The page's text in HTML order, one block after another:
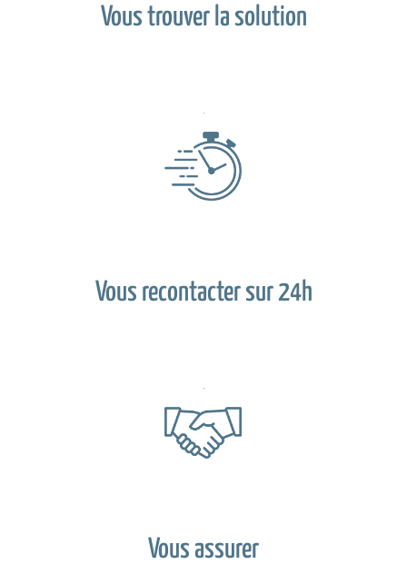
Vous trouver la solution
Vous recontacter sur 24h
Vous assurer